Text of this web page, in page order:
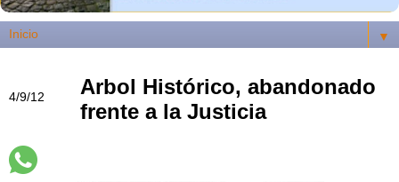
▼
4/9/12
Arbol Histórico, abandonado
frente a la Justicia